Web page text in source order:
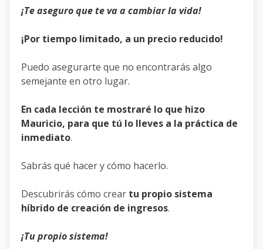
¡Te aseguro que te va a cambiar la vida!
¡Por tiempo limitado, a un precio reducido!
Puedo asegurarte que no encontrarás algo
semejante en otro lugar.
En cada lección te mostraré lo que hizo
Mauricio, para que tú lo lleves a la práctica de
inmediato.
Sabrás qué hacer y cómo hacerlo.
Descubrirás cómo crear tu propio sistema
híbrido de creación de ingresos.
¡Tu propio sistema!